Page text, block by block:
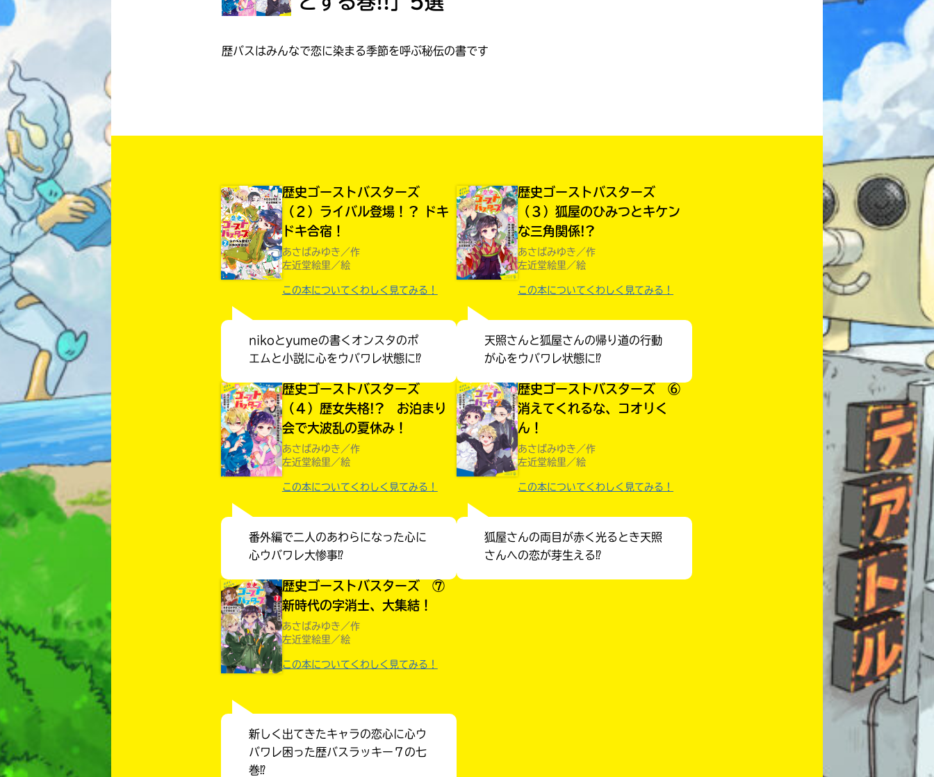
大人気
シリーズに
キミノラジオ配信中！
いろんな動画が
みんなの絵が
ギャラリー
歴バスはみんなで恋に染まる季節を呼ぶ秘伝の書です
歴史ゴーストバスターズ
（２）ライバル登場！？ ドキ
ドキ合宿！
あさばみゆき／作
左近堂絵里／絵
この本についてくわしく見てみる！
nikoとyumeの書くオンスタのポ
エムと小説に心をウバワレ状態に⁉
歴史ゴーストバスターズ
（３）狐屋のひみつとキケン
な三角関係!?
あさばみゆき／作
左近堂絵里／絵
この本についてくわしく見てみる！
天照さんと狐屋さんの帰り道の行動
が心をウバワレ状態に⁉
歴史ゴーストバスターズ
（４）歴女失格!? お泊まり
会で大波乱の夏休み！
あさばみゆき／作
左近堂絵里／絵
この本についてくわしく見てみる！
番外編で二人のあわらになった心に
心ウバワレ大惨事⁉
歴史ゴーストバスターズ ⑥
消えてくれるな、コオリく
ん！
あさばみゆき／作
左近堂絵里／絵
この本についてくわしく見てみる！
狐屋さんの両目が赤く光るとき天照
さんへの恋が芽生える⁉
歴史ゴーストバスターズ ⑦
新時代の字消士、大集結！
あさばみゆき／作
左近堂絵里／絵
この本についてくわしく見てみる！
新しく出てきたキャラの恋心に心ウ
バワレ困った歴バスラッキー７の七
巻⁉